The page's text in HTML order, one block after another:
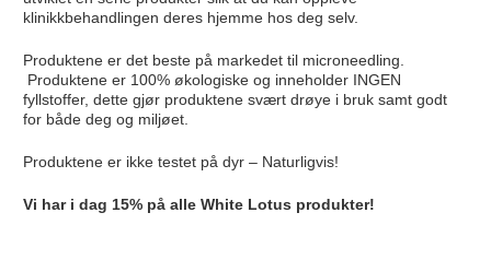
klinikkbehandlingen deres hjemme hos deg selv.
Produktene er det beste på markedet til microneedling.
Produktene er 100% økologiske og inneholder INGEN
fyllstoffer, dette gjør produktene svært drøye i bruk samt godt
for både deg og miljøet.
Produktene er ikke testet på dyr – Naturligvis!
Vi har i dag 15% på alle White Lotus produkter!